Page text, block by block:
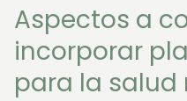
Aspectos a
incorporar
para la salud